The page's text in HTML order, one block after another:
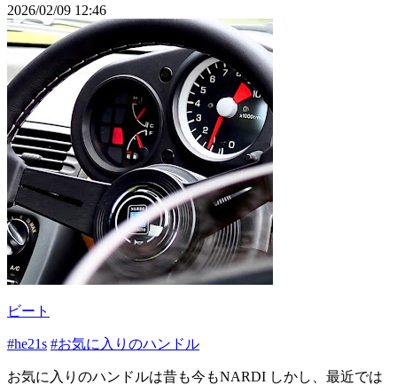
2026/02/09 12:46
ビート
#he21s #お気に入りのハンドル
お気に入りのハンドルは昔も今もNARDI しかし、最近では